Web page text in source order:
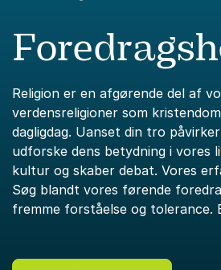
Religion er en afgørende del af
verdensreligioner som
dagligdag. Uanset din tro
udforske dens betydning i vores
kultur og skaber debat. Vores
Søg blandt vores førende
fremme forståelse og tolerance.